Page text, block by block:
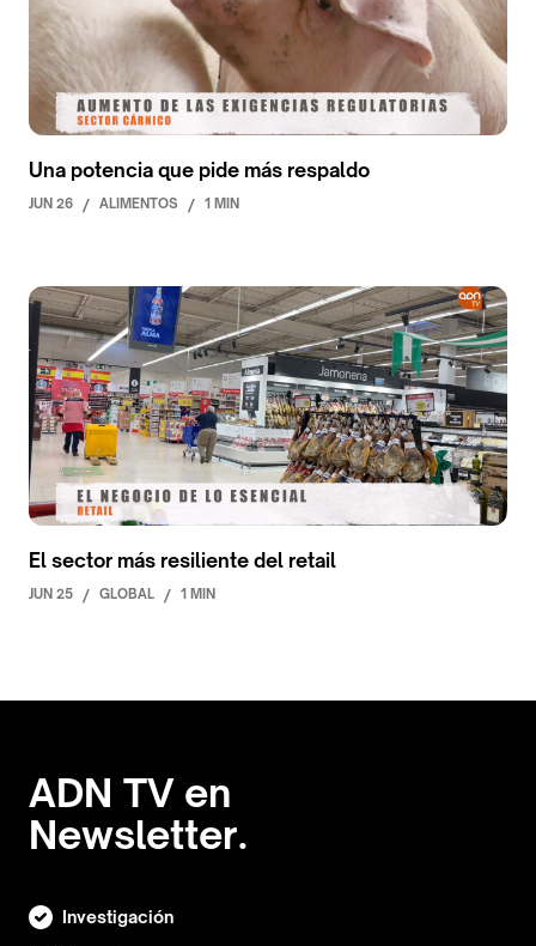
Una potencia que pide más respaldo
JUN 26 / ALIMENTOS / 1 MIN
El sector más resiliente del retail
JUN 25 / GLOBAL / 1 MIN
ADN TV en
Newsletter.
Investigación